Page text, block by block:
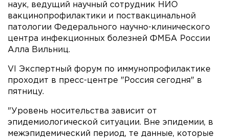
наук, ведущий научный сотрудник НИО
вакцинопрофилактики и поствакцинальной
патологии Федерального научно-клинического
центра инфекционных болезней ФМБА России
Алла Вильниц.
VI Экспертный форум по иммунопрофилактике
проходит в пресс-центре "Россия сегодня" в
пятницу.
"Уровень носительства зависит от
эпидемиологической ситуации. Вне эпидемии, в
межэпидемический период, те данные, которые